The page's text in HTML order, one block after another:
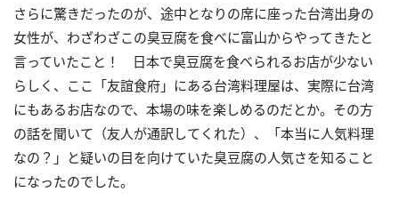
さらに驚きだったのが、途中となりの席に座った台湾出身の
女性が、わざわざこの臭豆腐を食べに富山からやってきたと
言っていたこと！ 日本で臭豆腐を食べられるお店が少ない
らしく、ここ「友誼食府」にある台湾料理屋は、実際に台湾
にもあるお店なので、本場の味を楽しめるのだとか。その方
の話を聞いて（友人が通訳してくれた）、「本当に人気料理
なの？」と疑いの目を向けていた臭豆腐の人気さを知ること
になったのでした。